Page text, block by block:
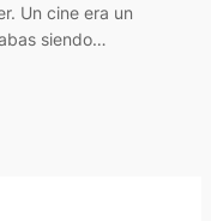
Un cine era un
siendo…